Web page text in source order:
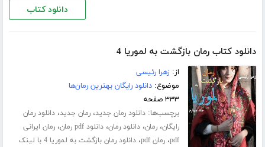
دانلود کتاب
دانلود کتاب رمان بازگشت به لموریا 4
از:زهرا رئیسی
موضوع:دانلود رایگان بهترین رمان‌ها
۳۳۳ صفحه
برچسب‌ها:دانلود رمان جدید،رمان جدید،دانلود رمان
رایگان،رمان،دانلود رمان،دانلود pdf رمان ،رمان ایرانی
pdf،رمان pdf ،
دانلود رمان بازگشت به لموریا 4 با لینک